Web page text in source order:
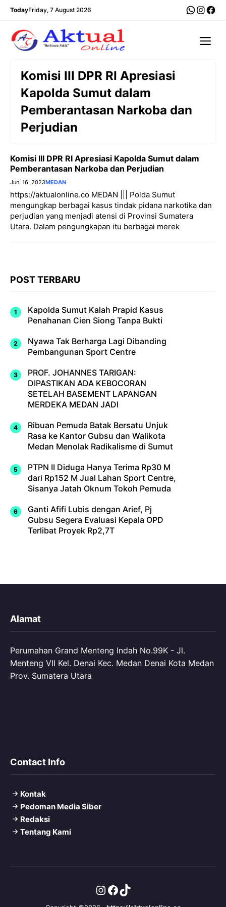
Langsung
TodayFriday, 7 August 2026
Komisi III DPR RI Apresiasi
Kapolda Sumut dalam
Pemberantasan Narkoba dan
Perjudian
Komisi III DPR RI Apresiasi Kapolda Sumut dalam
Pemberantasan Narkoba dan Perjudian
Jun. 16, 2023MEDAN
https://aktualonline.co MEDAN ||| Polda Sumut
mengungkap berbagai kasus tindak pidana narkotika dan
perjudian yang menjadi atensi di Provinsi Sumatera
Utara. Dalam pengungkapan itu berbagai merek
POST TERBARU
Kapolda Sumut Kalah Prapid Kasus
Penahanan Cien Siong Tanpa Bukti
Nyawa Tak Berharga Lagi Dibanding
Pembangunan Sport Centre
PROF. JOHANNES TARIGAN:
DIPASTIKAN ADA KEBOCORAN
SETELAH BASEMENT LAPANGAN
MERDEKA MEDAN JADI
Ribuan Pemuda Batak Bersatu Unjuk
Rasa ke Kantor Gubsu dan Walikota
Medan Menolak Radikalisme di Sumut
PTPN II Diduga Hanya Terima Rp30 M
dari Rp152 M Jual Lahan Sport Centre,
Sisanya Jatah Oknum Tokoh Pemuda
Ganti Afifi Lubis dengan Arief, Pj
Gubsu Segera Evaluasi Kepala OPD
Terlibat Proyek Rp2,7T
Alamat
Perumahan Grand Menteng Indah No.99K - Jl.
Menteng VII Kel. Denai Kec. Medan Denai Kota Medan
Prov. Sumatera Utara
Contact Info
Kontak
Pedoman Media Siber
Redaksi
Tentang Kami
Instagram
Facebook
TikTok